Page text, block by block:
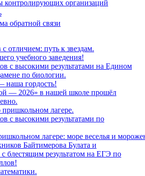
контролирующих организаций
обратной связи
с отличием: путь к звездам.
учебного заведения!
с высокими результатами на Едином
по биологии.
гордость!
— 2026» в нашей школе прошёл
лагере.
с высокими результатами по
лагере: море веселья и
Байтимерова Булата и
блестящим результатом на ЕГЭ по